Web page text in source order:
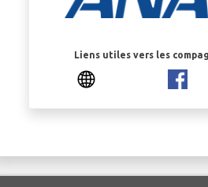
Liens utiles vers les